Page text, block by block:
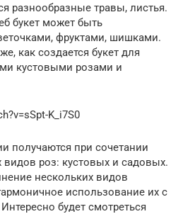
разнообразные травы, листья.
букет может быть
фруктами, шишками.
как создается букет для
кустовыми розами и
K_i7S0
получаются при сочетании
видов роз: кустовых и садовых.
нескольких видов
использование их с
будет смотреться